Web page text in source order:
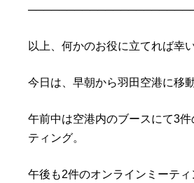
以上、何かのお役に立てれば幸い
今日は、早朝から羽田空港に移動
午前中は空港内のブースにて3
ティング。
午後も2件のオンラインミーティ